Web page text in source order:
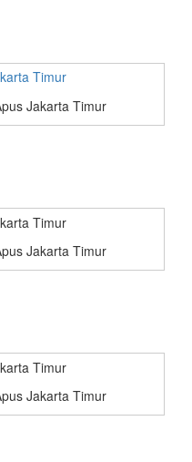
Jakarta Timur
Jakarta Timur
Jakarta Timur